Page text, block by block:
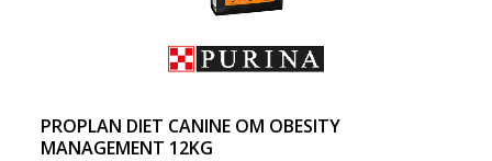
PROPLAN DIET CANINE OM OBESITY
MANAGEMENT 12KG